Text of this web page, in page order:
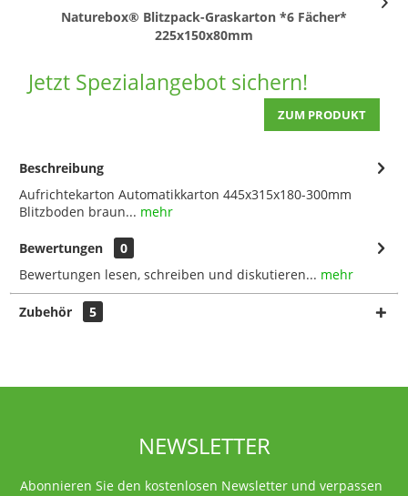
Naturebox® Blitzpack-Graskarton *6 Fächer*
225x150x80mm
Jetzt Spezialangebot sichern!
ZUM PRODUKT
Beschreibung
Aufrichtekarton Automatikkarton 445x315x180-300mm
Blitzboden braun... mehr
Bewertungen
0
Bewertungen lesen, schreiben und diskutieren... mehr
Zubehör 5
NEWSLETTER
Abonnieren Sie den kostenlosen Newsletter und verpassen